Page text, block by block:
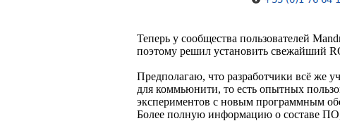
Теперь у сообщества пользователей
поэтому решил установить свежайший
Предполагаю, что разработчики всё же
для коммьюнити, то есть опытных
экспериментов с новым программным
Более полную информацию о составе ПО,